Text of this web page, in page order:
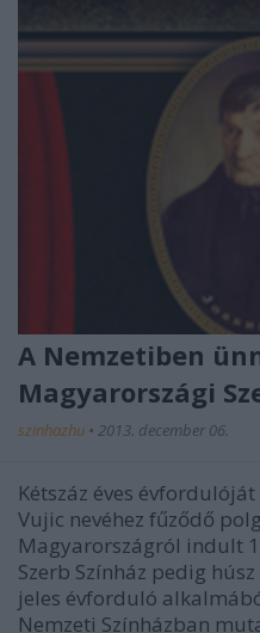
A Nemzetiben
Magyarországi
szinhazhu • 2013. december 06.
Kétszáz éves
Vujic nevéhez fűződő
Magyarországról indult
Szerb Színház pedig
jeles évforduló
Nemzeti Színházban